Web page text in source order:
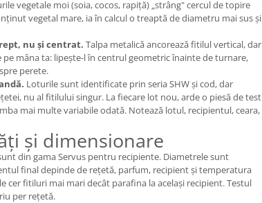
vegetale moi (soia, cocos, rapiță) „strâng" cercul de topire
vegetal mare, ia în calcul o treaptă de diametru mai sus și
nu și centrat. Talpa metalică ancorează fitilul vertical, dar
mâna ta: lipește-l în centrul geometric înainte de turnare,
perete.
Loturile sunt identificate prin seria SHW și cod, dar
nu al fitilului singur. La fiecare lot nou, arde o piesă de test
mai multe variabile odată. Notează lotul, recipientul, ceara,
și dimensionare
din gama Servus pentru recipiente. Diametrele sunt
final depinde de rețetă, parfum, recipient și temperatura
cer fitiluri mai mari decât parafina la același recipient. Testul
per rețetă.